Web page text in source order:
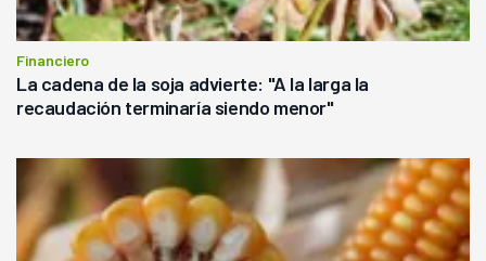
Financiero
La cadena de la soja advierte: "A la larga la
recaudación terminaría siendo menor"